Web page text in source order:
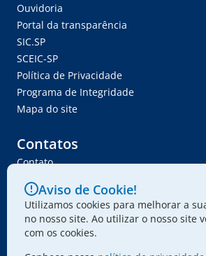
Ouvidoria
Portal da transparência
SIC.SP
SCEIC-SP
Política de Privacidade
Programa de Integridade
Mapa do site
Contatos
Contato
Ser Fornecedor
Envie seu projeto
Aviso de Cookie!
Utilizamos cookies para melhorar a
no nosso site. Ao utilizar o nosso site
com os cookies.